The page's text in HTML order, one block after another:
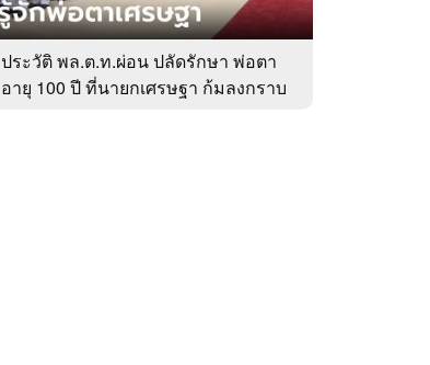
ประวัติ พล.ต.ท.ผ่อน ปลัดรักษา พ่อตา
อายุ 100 ปี ที่นายกเศรษฐา ก้มลงกราบ